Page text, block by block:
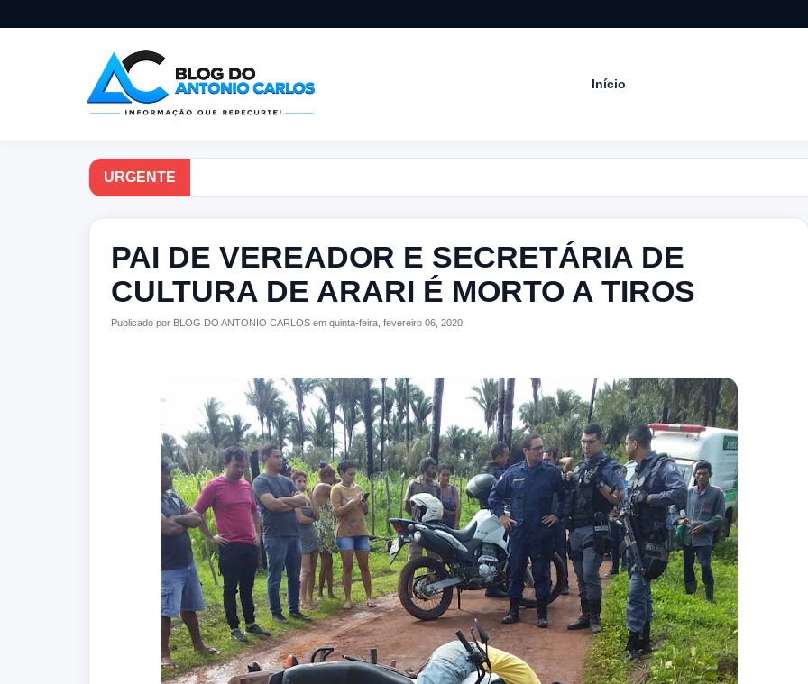
Início
URGENTE
PAI DE VEREADOR E SECRETÁRIA DE
CULTURA DE ARARI É MORTO A TIROS
Publicado por BLOG DO ANTONIO CARLOS em quinta-feira, fevereiro 06, 2020